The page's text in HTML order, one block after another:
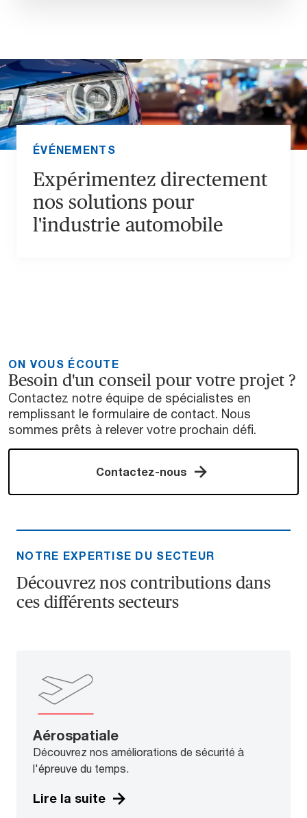
ÉVÉNEMENTS
Expérimentez directement
nos solutions pour
l'industrie automobile
ON VOUS ÉCOUTE
Besoin d'un conseil pour votre projet ?
Contactez notre équipe de spécialistes en
remplissant le formulaire de contact. Nous
sommes prêts à relever votre prochain défi.
Contactez-nous
NOTRE EXPERTISE DU SECTEUR
Découvrez nos contributions dans
ces différents secteurs
Aérospatiale
Découvrez nos améliorations de sécurité à
l'épreuve du temps.
Lire la suite